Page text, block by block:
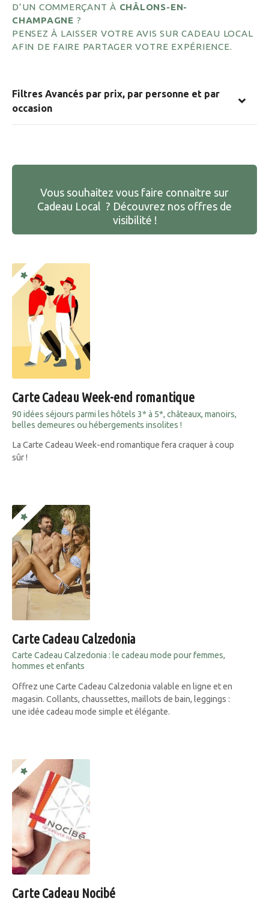
D’UN COMMERÇANT À CHÂLONS-EN-
CHAMPAGNE ?
PENSEZ À LAISSER VOTRE AVIS SUR CADEAU LOCAL
AFIN DE FAIRE PARTAGER VOTRE EXPÉRIENCE.
Filtres Avancés par prix, par personne et par
occasion
Vous souhaitez vous faire connaitre sur
Cadeau Local ? Découvrez nos offres de
visibilité !
Carte Cadeau Week-end romantique
90 idées séjours parmi les hôtels 3* à 5*, châteaux, manoirs,
belles demeures ou hébergements insolites !
La Carte Cadeau Week-end romantique fera craquer à coup
sûr !
Carte Cadeau Calzedonia
Carte Cadeau Calzedonia : le cadeau mode pour femmes,
hommes et enfants
Offrez une Carte Cadeau Calzedonia valable en ligne et en
magasin. Collants, chaussettes, maillots de bain, leggings :
une idée cadeau mode simple et élégante.
Carte Cadeau Nocibé